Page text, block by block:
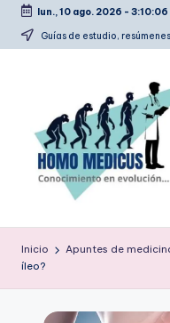
Saltar
lun., 10 ago. 2026 - 3:10:06
Guías de estudio,
o
m
estudio,
Inicio Apuntes de
íleo?